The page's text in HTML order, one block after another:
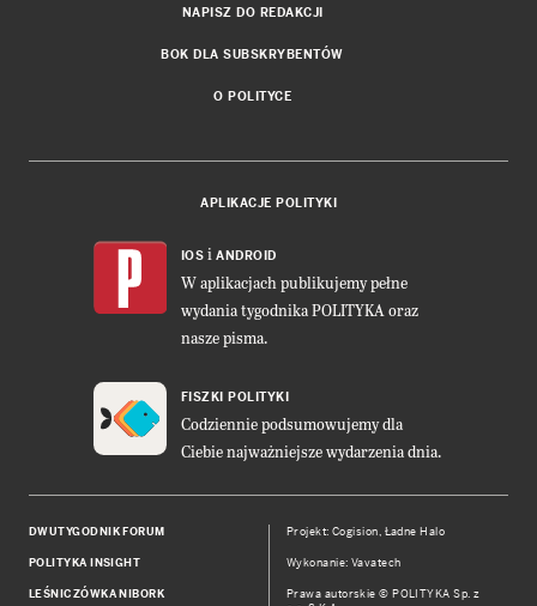
NAPISZ DO REDAKCJI
BOK DLA SUBSKRYBENTÓW
O POLITYCE
APLIKACJE POLITYKI
IOS i ANDROID
W aplikacjach publikujemy pełne
wydania tygodnika POLITYKA oraz
nasze pisma.
FISZKI POLITYKI
Codziennie podsumowujemy dla
Ciebie najważniejsze wydarzenia dnia.
DWUTYGODNIK FORUM
POLITYKA INSIGHT
LEŚNICZÓWKA NIBORK
Projekt:Cogision, Ładne Halo
Wykonanie: Vavatech
Prawa autorskie © POLITYKA Sp. z